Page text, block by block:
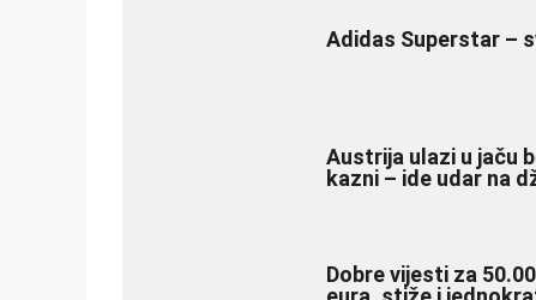
Adidas Superstar –
Austrija ulazi u jaču
kazni – ide udar na
Dobre vijesti za